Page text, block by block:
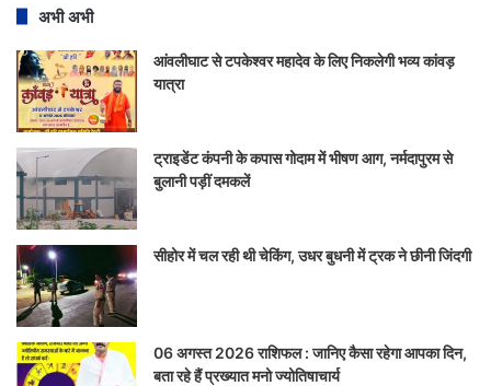
अभी अभी
आंवलीघाट से टपकेश्वर महादेव के लिए निकलेगी भव्य कांवड़
यात्रा
ट्राइडेंट कंपनी के कपास गोदाम में भीषण आग, नर्मदापुरम से
बुलानी पड़ीं दमकलें
सीहोर में चल रही थी चेकिंग, उधर बुधनी में ट्रक ने छीनी जिंदगी
06 अगस्त 2026 राशिफल : जानिए कैसा रहेगा आपका दिन,
बता रहे हैं प्रख्यात मनो ज्योतिषाचार्य